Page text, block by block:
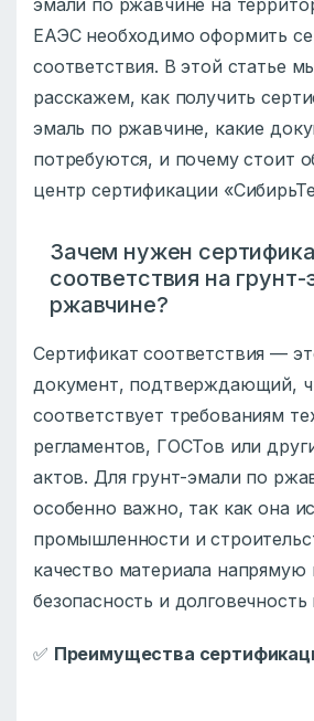
эмали по ржавчине на
ЕАЭС необходимо оформить
соответствия. В этой статье
расскажем, как получить
эмаль по ржавчине, какие
потребуются, и почему стоит
центр сертификации
Зачем нужен
соответствия на
ржавчине?
Сертификат соответствия —
документ, подтверждающий,
соответствует требованиям
регламентов, ГОСТов или
актов. Для грунт-эмали по
особенно важно, так как она
промышленности и
качество материала напрямую
безопасность и
✅ Преимущества